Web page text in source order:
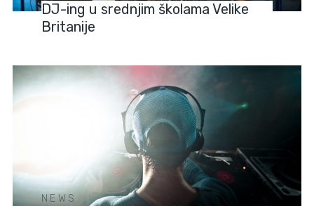
DJ-ing u srednjim školama Velike
Britanije
NEWS